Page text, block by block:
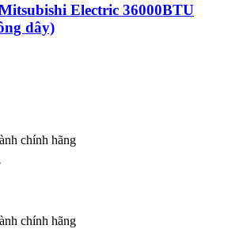
Electric 36000BTU
dây)
chính hãng
chính hãng